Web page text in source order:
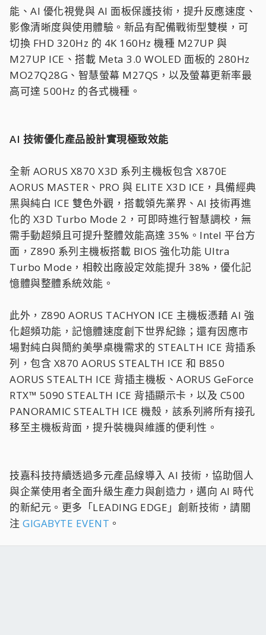
能、AI 優化視覺與 AI 面板保護技術，提升反應速度、
影像清晰度與使用體驗。新品有配備戰術型雙模，可
切換 FHD 320Hz 的 4K 160Hz 機種 M27UP 與
M27UP ICE、搭載 Meta 3.0 WOLED 面板的 280Hz
MO27Q28G、智慧螢幕 M27QS，以及螢幕更新率最
高可達 500Hz 的各式機種。
AI 技術優化產品設計實現極致效能
全新 AORUS X870 X3D 系列主機板包含 X870E
AORUS MASTER、PRO 與 ELITE X3D ICE，具備經典
黑與純白 ICE 雙色外觀，搭載領先業界、AI 技術再進
化的 X3D Turbo Mode 2，可即時進行智慧調校，無
需手動超頻且可提升整體效能高達 35%。Intel 平台方
面，Z890 系列主機板搭載 BIOS 強化功能 Ultra
Turbo Mode，相較出廠設定效能提升 38%，優化記
憶體與整體系統效能。
此外，Z890 AORUS TACHYON ICE 主機板憑藉 AI 強
化超頻功能，記憶體速度創下世界紀錄；還有因應市
場對純白與簡約美學桌機需求的 STEALTH ICE 背插系
列，包含 X870 AORUS STEALTH ICE 和 B850
AORUS STEALTH ICE 背插主機板、AORUS GeForce
RTX™ 5090 STEALTH ICE 背插顯示卡，以及 C500
PANORAMIC STEALTH ICE 機殼，該系列將所有接孔
移至主機板背面，提升裝機與維護的便利性。
技嘉科技持續透過多元產品線導入 AI 技術，協助個人
與企業使用者全面升級生產力與創造力，邁向 AI 時代
的新紀元。更多「LEADING EDGE」創新技術，請關
注 GIGABYTE EVENT 。